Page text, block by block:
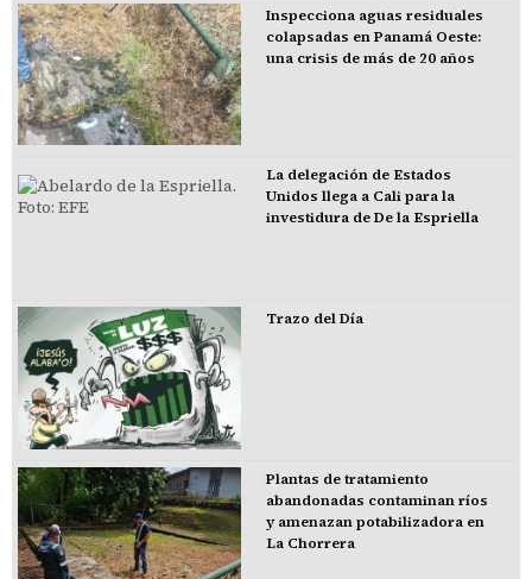
Inspecciona aguas residuales
colapsadas en Panamá Oeste:
una crisis de más de 20 años
La delegación de Estados
Unidos llega a Cali para la
investidura de De la Espriella
Trazo del Día
Plantas de tratamiento
abandonadas contaminan ríos
y amenazan potabilizadora en
La Chorrera